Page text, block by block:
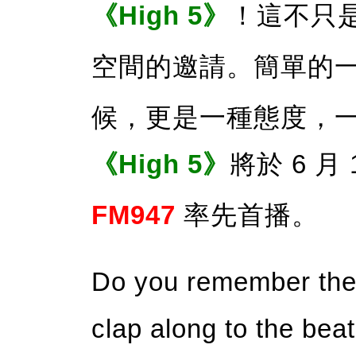
《High 5》
！這不只
空間的邀請。簡單的
候，更是一種態度，
《High 5》 將於 6 月
FM947 率先首播。
Do you remember
clap along to the